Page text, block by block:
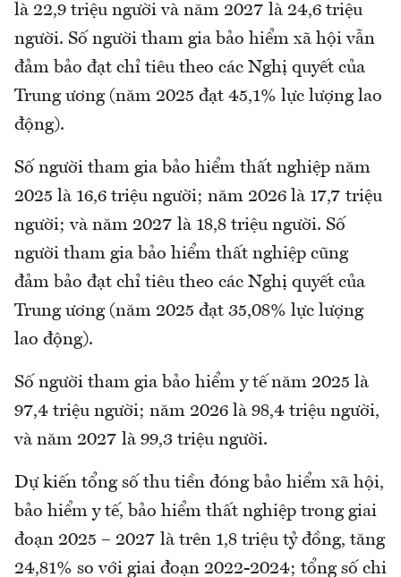
là 22,9 triệu người và năm 2027 là 24,6 triệu
người. Số người tham gia bảo hiểm xã hội vẫn
đảm bảo đạt chỉ tiêu theo các Nghị quyết của
Trung ương (năm 2025 đạt 45,1% lực lượng lao
động).
Số người tham gia bảo hiểm thất nghiệp năm
2025 là 16,6 triệu người; năm 2026 là 17,7 triệu
người; và năm 2027 là 18,8 triệu người. Số
người tham gia bảo hiểm thất nghiệp cũng
đảm bảo đạt chỉ tiêu theo các Nghị quyết của
Trung ương (năm 2025 đạt 35,08% lực lượng
lao động).
Số người tham gia bảo hiểm y tế năm 2025 là
97,4 triệu người; năm 2026 là 98,4 triệu người,
và năm 2027 là 99,3 triệu người.
Dự kiến tổng số thu tiền đóng bảo hiểm xã hội,
bảo hiểm y tế, bảo hiểm thất nghiệp trong giai
đoạn 2025 – 2027 là trên 1,8 triệu tỷ đồng, tăng
24,81% so với giai đoạn 2022-2024; tổng số chi